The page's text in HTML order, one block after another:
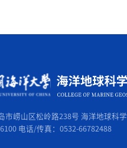
市崂山区松岭路238号 海洋地球科学
电话/传真：0532-66782488